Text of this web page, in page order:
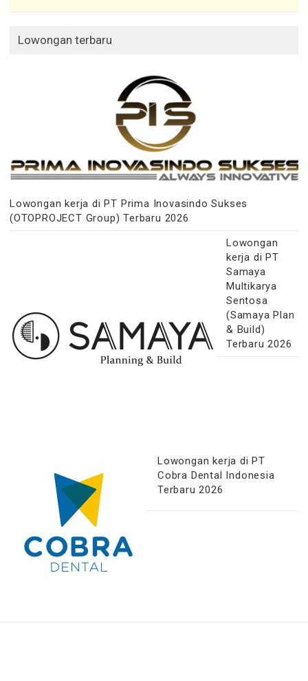
Lowongan terbaru
Lowongan kerja di PT Prima Inovasindo Sukses
(OTOPROJECT Group) Terbaru 2026
Lowongan
kerja di PT
Samaya
Multikarya
Sentosa
(Samaya Plan
& Build)
Terbaru 2026
Lowongan kerja di PT
Cobra Dental Indonesia
Terbaru 2026